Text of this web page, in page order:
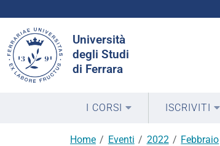
Università
degli Studi
di Ferrara
nel
sito
I CORSI ISCRIVITI
Home Eventi 2022 Febbraio